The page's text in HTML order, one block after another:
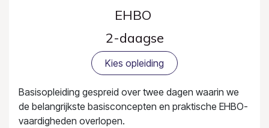
EHBO
2-daagse
Kies opleiding
Basisopleiding gespreid over twee dagen waarin we
de belangrijkste basisconcepten en praktische EHBO-
vaardigheden overlopen.